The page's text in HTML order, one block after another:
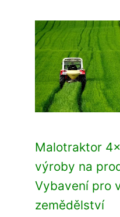
Malotraktor
výroby na
Vybavení pro
zemědělství